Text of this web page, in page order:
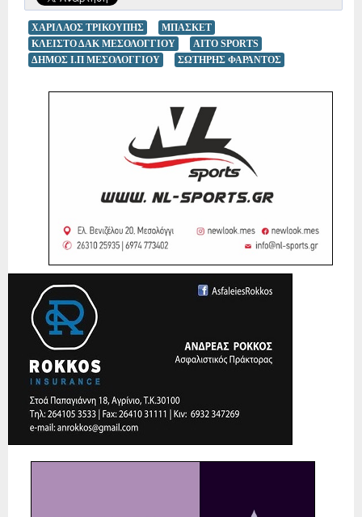
ΧΑΡΙΛΑΟΣ ΤΡΙΚΟΥΠΗΣ
ΜΠΑΣΚΕΤ
ΚΛΕΙΣΤΟ ΔΑΚ ΜΕΣΟΛΟΓΓΙΟΥ
AITO SPORTS
ΔΗΜΟΣ Ι.Π ΜΕΣΟΛΟΓΓΙΟΥ
ΣΩΤΗΡΗΣ ΦΑΡΑΝΤΟΣ